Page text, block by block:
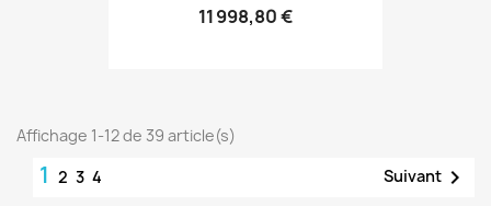
11 998,80 €
Affichage 1-12 de 39 article(s)
1 2 3 4 Suivant 